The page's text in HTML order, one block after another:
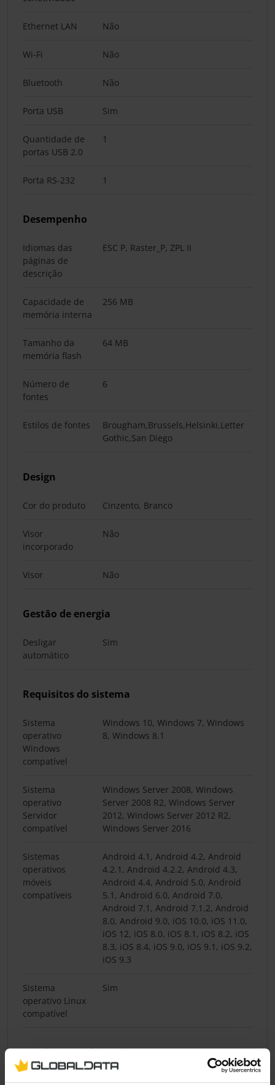
Ethernet LAN Não
Wi-Fi Não
Bluetooth Não
Porta USB Sim
Quantidade de
portas USB 2.0
1
Porta RS-232 1
Desempenho
Idiomas das
páginas de
descrição
ESC P, Raster_P, ZPL II
Capacidade de
memória interna
256 MB
Tamanho da
memória flash
64 MB
Número de
fontes
6
Estilos de fontes
Brougham,Brussels,Helsinki,Letter
Gothic,San Diego
Design
Cor do produto Cinzento, Branco
Visor
incorporado
Não
Visor Não
Gestão de energia
Desligar
automático
Sim
Requisitos do sistema
Sistema
operativo
Windows
compatível
Windows 10, Windows 7, Windows
8, Windows 8.1
Sistema
operativo
Servidor
compatível
Windows Server 2008, Windows
Server 2008 R2, Windows Server
2012, Windows Server 2012 R2,
Windows Server 2016
Sistemas
operativos
móveis
compatíveis
Android 4.1, Android 4.2, Android
4.2.1, Android 4.2.2, Android 4.3,
Android 4.4, Android 5.0, Android
5.1, Android 6.0, Android 7.0,
Android 7.1, Android 7.1.2, Android
8.0, Android 9.0, iOS 10.0, iOS 11.0,
iOS 12, iOS 8.0, iOS 8.1, iOS 8.2, iOS
8.3, iOS 8.4, iOS 9.0, iOS 9.1, iOS 9.2,
iOS 9.3
Sistema
operativo Linux
compatível
Sim
Condições ambientais